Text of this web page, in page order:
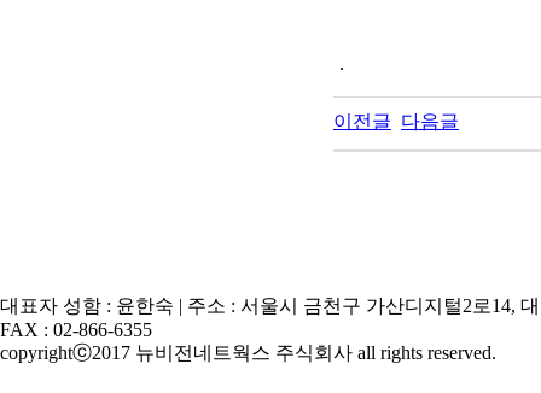
.
이전글 다음글
대표자 성함 : 윤한숙 | 주소 : 서울시 금천구 가산디지털2로14,
FAX : 02-866-6355
copyrightⓒ2017 뉴비전네트웍스 주식회사 all rights reserved.